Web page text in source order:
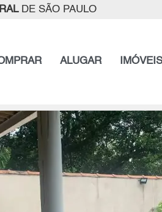
DE SÃO PAULO
ALUGAR